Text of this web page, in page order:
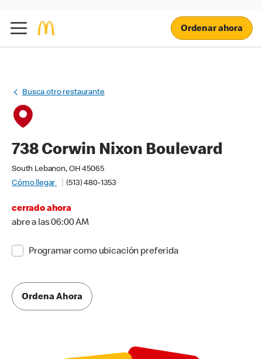
Ordenar ahora
Busca otro restaurante
738 Corwin Nixon Boulevard
South Lebanon, OH 45065
Cómo llegar
(513) 480-1353
cerrado ahora
abre a las 06:00 AM
Programar como ubicación preferida
Ordena Ahora